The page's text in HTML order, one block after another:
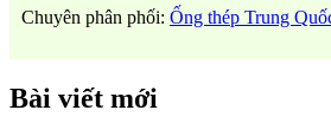
Chuyên phân phối: Ống thép Trung
Bài viết mới